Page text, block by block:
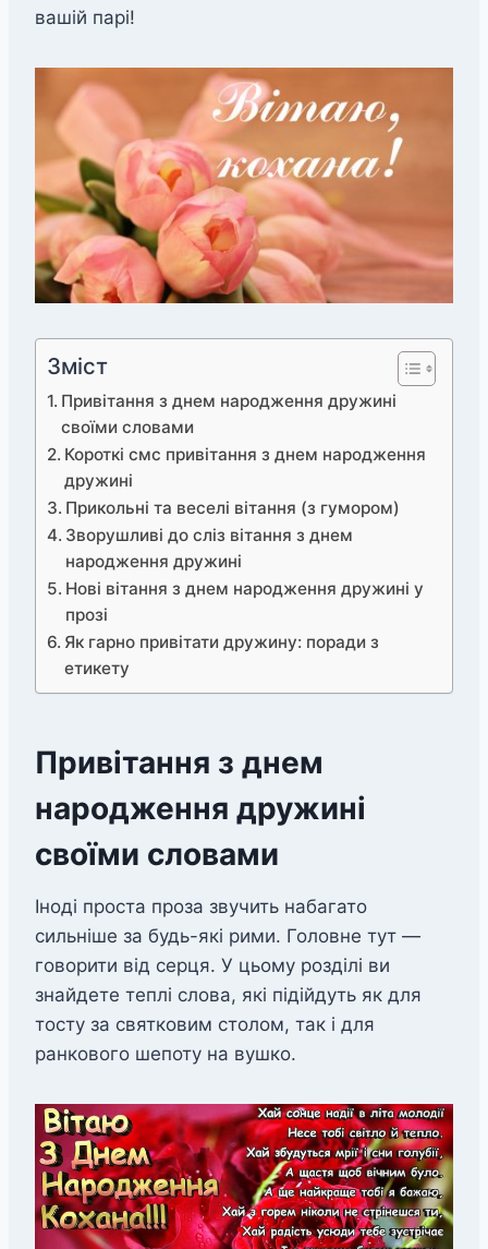
вашій парі!
Зміст
Привітання з днем народження дружині
своїми словами
Короткі смс привітання з днем народження
дружині
Прикольні та веселі вітання (з гумором)
Зворушливі до сліз вітання з днем
народження дружині
Нові вітання з днем народження дружині у
прозі
Як гарно привітати дружину: поради з
етикету
Привітання з днем
народження дружині
своїми словами
Іноді проста проза звучить набагато
сильніше за будь-які рими. Головне тут —
говорити від серця. У цьому розділі ви
знайдете теплі слова, які підійдуть як для
тосту за святковим столом, так і для
ранкового шепоту на вушко.